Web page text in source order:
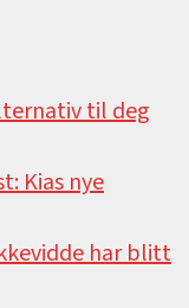
til deg
Kias nye
har blitt